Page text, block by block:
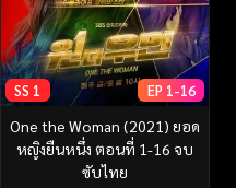
SS 1 EP 1-16
One the Woman (2021) ยอด
หญิงยืนหนึ่ง ตอนที่ 1-16 จบ
ซับไทย